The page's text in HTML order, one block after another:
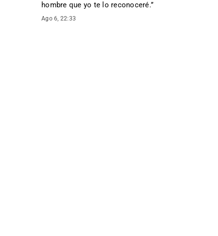
hombre que yo te lo reconoceré.”
Ago 6, 22:33